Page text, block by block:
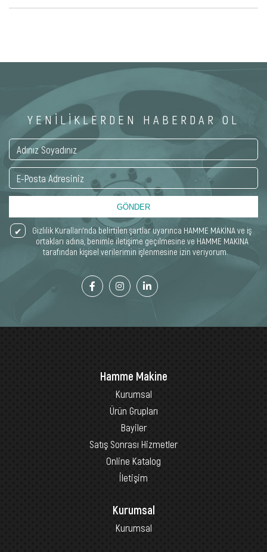
YENİLİKLERDEN HABERDAR OL
GÖNDER
Gizlilik Kuralları’nda belirtilen şartlar uyarınca HAMME MAKİNA ve iş
ortakları adına, benimle iletişime geçilmesine ve HAMME MAKİNA
tarafından kişisel verilerimin işlenmesine izin veriyorum.
Hamme Makine
Kurumsal
Ürün Grupları
Bayiler
Satış Sonrası Hizmetler
Online Katalog
İletişim
Kurumsal
Kurumsal